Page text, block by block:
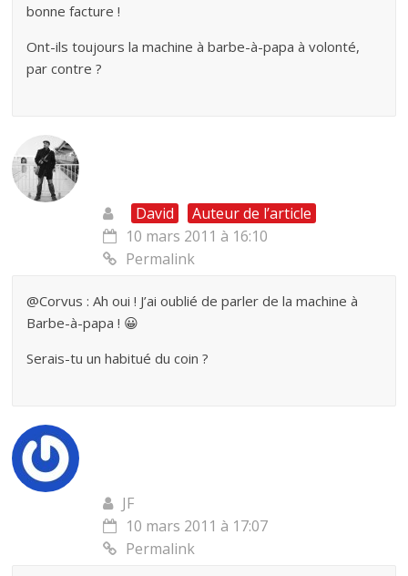
bonne facture !
Ont-ils toujours la machine à barbe-à-papa à volonté,
par contre ?
David
Auteur de l’article
10 mars 2011 à 16:10
Permalink
@Corvus : Ah oui ! J’ai oublié de parler de la machine à
Barbe-à-papa ! 😀
Serais-tu un habitué du coin ?
JF
10 mars 2011 à 17:07
Permalink